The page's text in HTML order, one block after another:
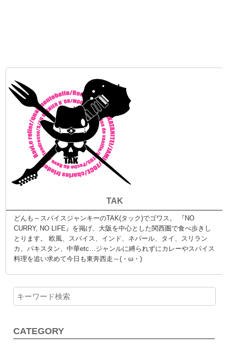
TAK
どんも～スパイスジャンキーのTAK(タック)でゴワス。 『NO
CURRY, NO LIFE』を掲げ、大阪を中心とした関西圏で食べ歩きし
とります。 欧風、スパイス、インド、ネパール、タイ、スリラン
カ、パキスタン、中華etc…ジャンルに縛られずにカレーやスパイス
料理を追い求めて今日も東奔西走～(・ω・)
CATEGORY